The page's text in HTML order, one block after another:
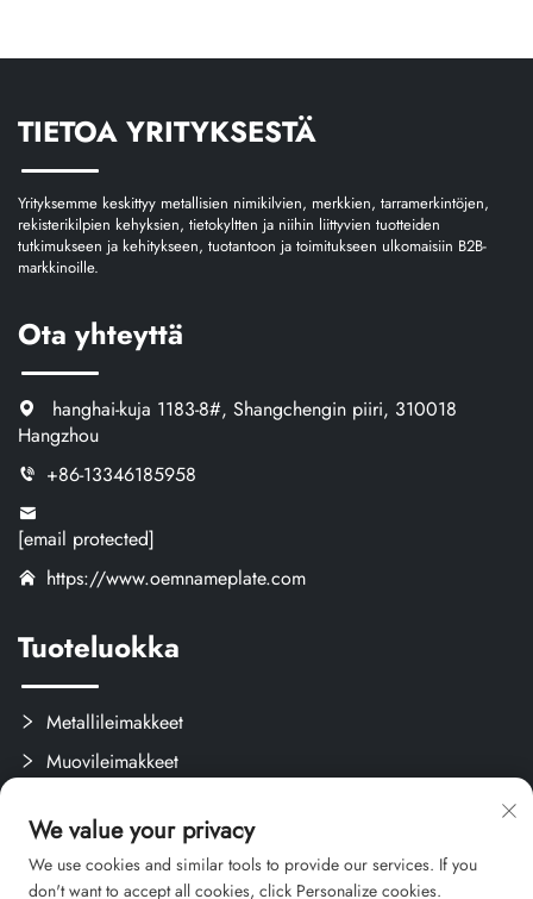
TIETOA YRITYKSESTÄ
Yrityksemme keskittyy metallisien nimikilvien, merkkien, tarramerkintöjen,
rekisterikilpien kehyksien, tietokyltten ja niihin liittyvien tuotteiden
tutkimukseen ja kehitykseen, tuotantoon ja toimitukseen ulkomaisiin B2B-
markkinoille.
Ota yhteyttä
hanghai-kuja 1183-8#, Shangchengin piiri, 310018
Hangzhou
+86-13346185958
[email protected]
https://www.oemnameplate.com
Tuoteluokka
Metallileimakkeet
Muovileimakkeet
Mukautetut Käsityöt
We value your privacy
We use cookies and similar tools to provide our services. If you
don't want to accept all cookies, click Personalize cookies.